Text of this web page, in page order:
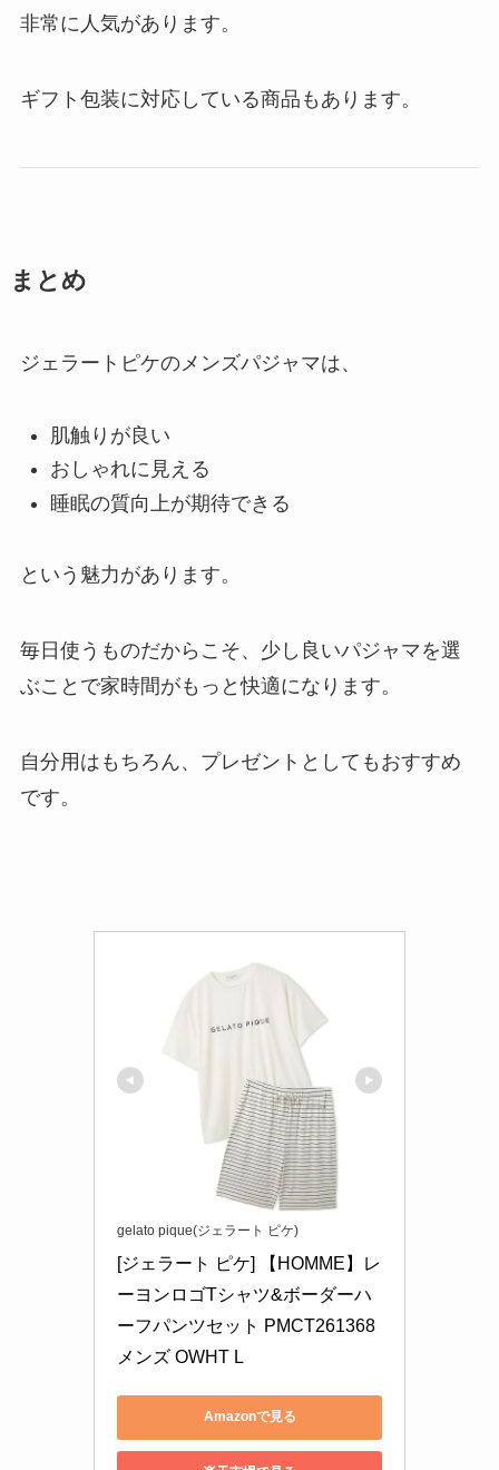
非常に人気があります。
ギフト包装に対応している商品もあります。
まとめ
ジェラートピケのメンズパジャマは、
肌触りが良い
おしゃれに見える
睡眠の質向上が期待できる
という魅力があります。
毎日使うものだからこそ、少し良いパジャマを選
ぶことで家時間がもっと快適になります。
自分用はもちろん、プレゼントとしてもおすすめ
です。
gelato pique(ジェラート ピケ)
[ジェラート ピケ] 【HOMME】レ
ーヨンロゴTシャツ&ボーダーハ
ーフパンツセット PMCT261368
メンズ OWHT L
Amazonで見る